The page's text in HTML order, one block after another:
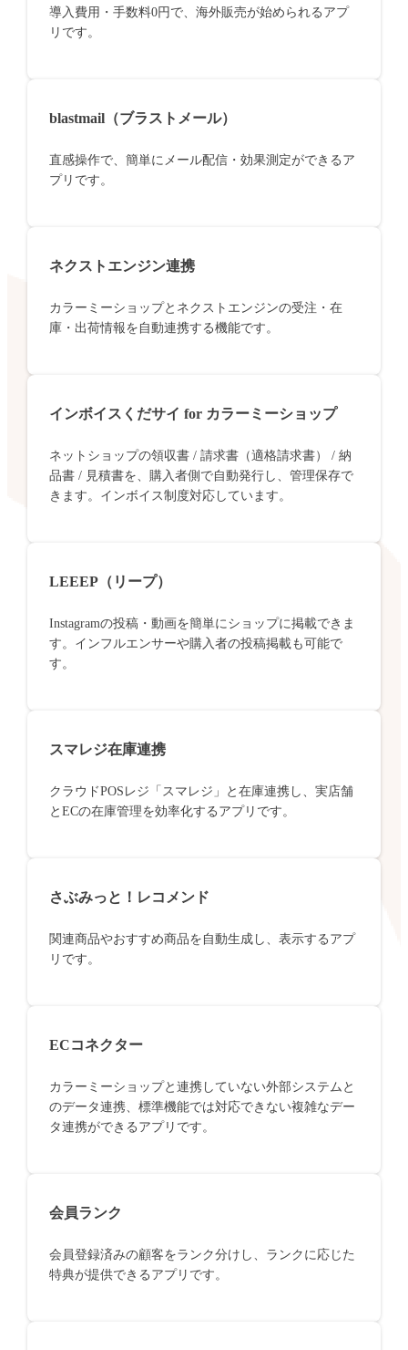
導入費用・手数料0円で、海外販売が始められるアプ
リです。
blastmail（ブラストメール）
直感操作で、簡単にメール配信・効果測定ができるア
プリです。
ネクストエンジン連携
カラーミーショップとネクストエンジンの受注・在
庫・出荷情報を自動連携する機能です。
インボイスくだサイ for カラーミーショップ
ネットショップの領収書 / 請求書（適格請求書） / 納
品書 / 見積書を、購入者側で自動発行し、管理保存で
きます。インボイス制度対応しています。
LEEEP（リープ）
Instagramの投稿・動画を簡単にショップに掲載できま
す。インフルエンサーや購入者の投稿掲載も可能で
す。
スマレジ在庫連携
クラウドPOSレジ「スマレジ」と在庫連携し、実店舗
とECの在庫管理を効率化するアプリです。
さぶみっと！レコメンド
関連商品やおすすめ商品を自動生成し、表示するアプ
リです。
ECコネクター
カラーミーショップと連携していない外部システムと
のデータ連携、標準機能では対応できない複雑なデー
タ連携ができるアプリです。
会員ランク
会員登録済みの顧客をランク分けし、ランクに応じた
特典が提供できるアプリです。